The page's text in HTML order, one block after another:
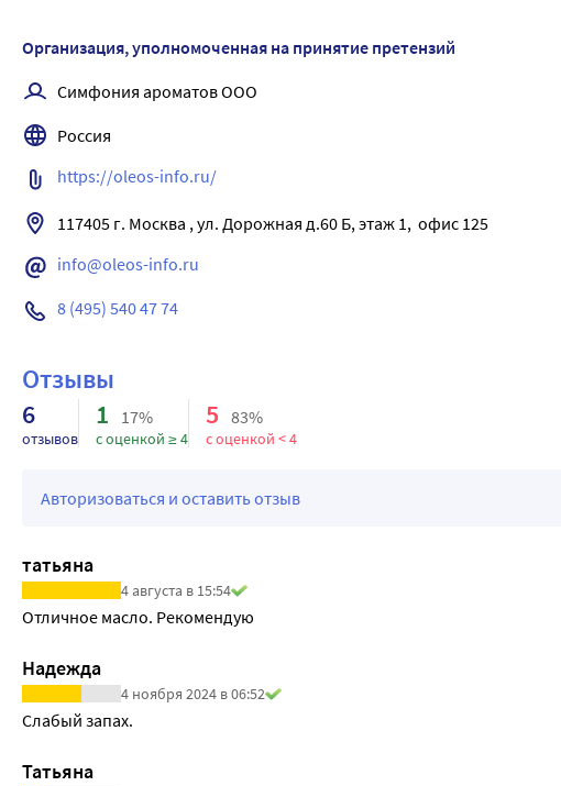
Организация, уполномоченная на принятие претензий
Симфония ароматов ООО
Россия
https://oleos-info.ru/
info@oleos-info.ru
8 (495) 540 47 74
Отзывы
6
отзывов
1 17%
с оценкой ≥ 4
5 83%
с оценкой < 4
Авторизоваться и оставить отзыв
татьяна
4 августа в 15:54
Отличное масло. Рекомендую
Надежда
4 ноября 2024 в 06:52
Слабый запах.
Татьяна